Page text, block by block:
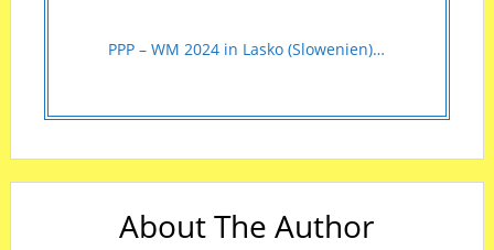
PPP – WM 2024 in Lasko (Slowenien)…
About The Author